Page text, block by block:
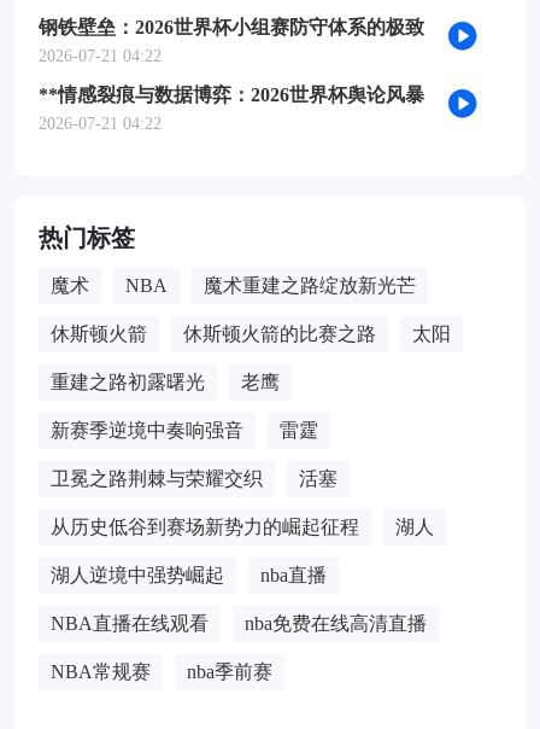
钢铁壁垒：2026世界杯小组赛防守体系的极致
博弈
2026-07-21 04:22
**情感裂痕与数据博弈：2026世界杯舆论风暴
的多维解构**
2026-07-21 04:22
热门标签
魔术 NBA 魔术重建之路绽放新光芒
休斯顿火箭 休斯顿火箭的比赛之路 太阳
重建之路初露曙光 老鹰
新赛季逆境中奏响强音 雷霆
卫冕之路荆棘与荣耀交织 活塞
从历史低谷到赛场新势力的崛起征程 湖人
湖人逆境中强势崛起 nba直播
NBA直播在线观看 nba免费在线高清直播
NBA常规赛 nba季前赛